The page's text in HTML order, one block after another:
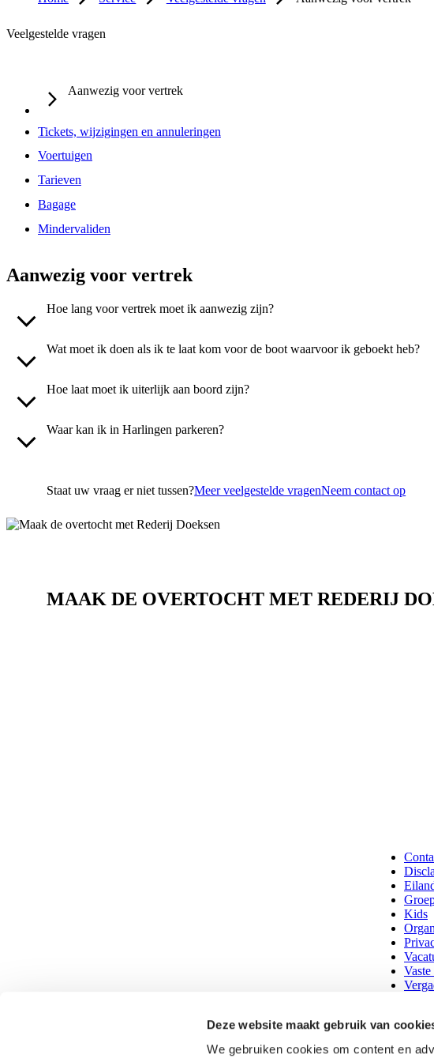
Deze website maakt gebruik van
We gebruiken cookies om content en
Veelgestelde vragen
Aanwezig voor vertrek
Tickets, wijzigingen en annuleringen
Voertuigen
Tarieven
Bagage
Mindervaliden
Aanwezig voor vertrek
Hoe lang voor vertrek moet ik aanwezig zijn?
Wat moet ik doen als ik te laat kom voor de boot waarvoor ik geboekt heb?
Hoe laat moet ik uiterlijk aan boord zijn?
Waar kan ik in Harlingen parkeren?
Staat uw vraag er niet tussen?Meer veelgestelde vragenNeem contact op
MAAK DE OVERTOCHT MET REDERIJ
Kids